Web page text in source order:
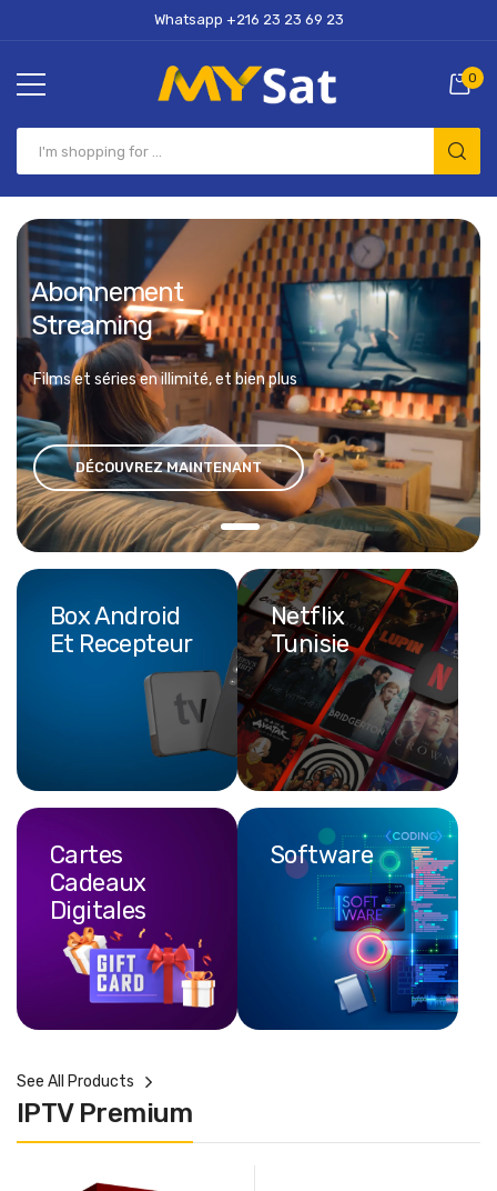
Whatsapp +216 23 23 69 23
0
DÉCOUVREZ MAINTENANT
Films et séries en illimité, et bien plus
Abonnement
Streaming
Box Android
Et Recepteur
Cartes
Cadeaux
Digitales
Netflix
Tunisie
Software
IPTV Premium
See All Products